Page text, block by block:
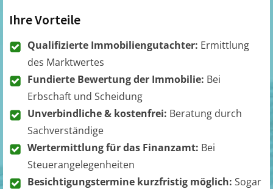
Ihre Vorteile
Qualifizierte Immobiliengutachter: Ermittlung
des Marktwertes
Fundierte Bewertung der Immobilie: Bei
Erbschaft und Scheidung
Unverbindliche & kostenfrei: Beratung durch
Sachverständige
Wertermittlung für das Finanzamt: Bei
Steuerangelegenheiten
Besichtigungstermine kurzfristig möglich: Sogar